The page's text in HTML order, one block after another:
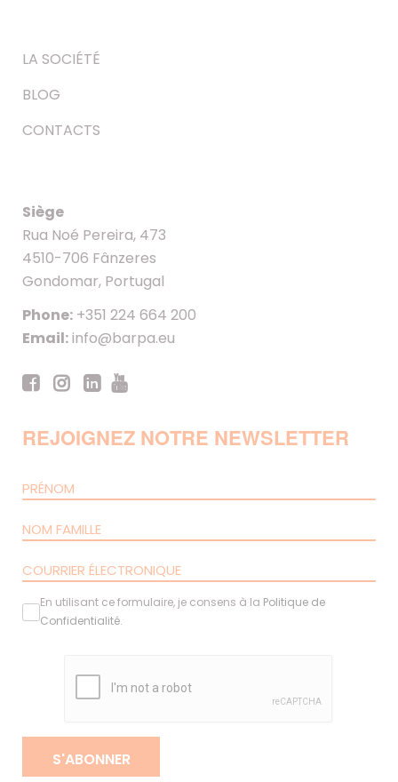
LA SOCIÉTÉ
BLOG
CONTACTS
Siège
Rua Noé Pereira, 473
4510-706 Fânzeres
Gondomar, Portugal
Phone: +351 224 664 200
Email:info@barpa.eu
REJOIGNEZ NOTRE NEWSLETTER
En utilisant ce formulaire, je consens à la Politique de
Confidentialité.
S'ABONNER